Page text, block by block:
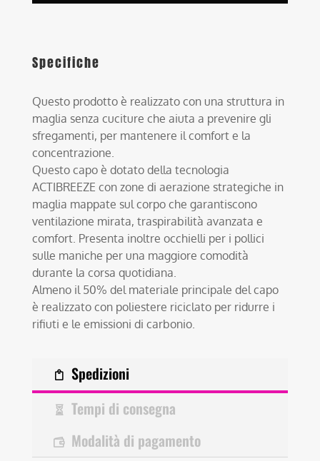
Specifiche
Questo prodotto è realizzato con una struttura in
maglia senza cuciture che aiuta a prevenire gli
sfregamenti, per mantenere il comfort e la
concentrazione.
Questo capo è dotato della tecnologia
ACTIBREEZE con zone di aerazione strategiche in
maglia mappate sul corpo che garantiscono
ventilazione mirata, traspirabilità avanzata e
comfort. Presenta inoltre occhielli per i pollici
sulle maniche per una maggiore comodità
durante la corsa quotidiana.
Almeno il 50% del materiale principale del capo
è realizzato con poliestere riciclato per ridurre i
rifiuti e le emissioni di carbonio.
Spedizioni
Tempi di consegna
Modalità di pagamento